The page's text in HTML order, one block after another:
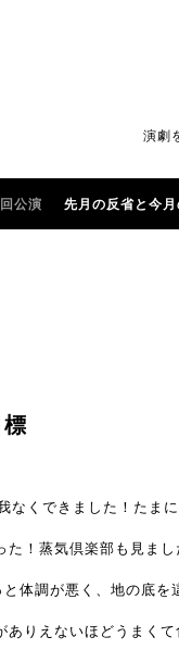
演劇
公演 先月の反省と今
なくできました！たま
た！蒸気倶楽部も見まし
体調が悪く、地の底を
ありえないほどうまくて